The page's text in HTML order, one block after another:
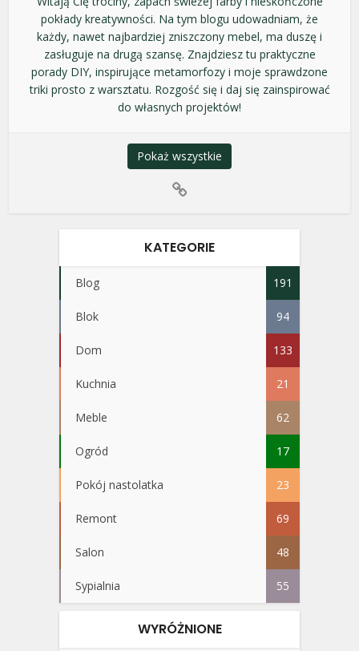
pokłady kreatywności. Na tym blogu udowadniam, że
każdy, nawet najbardziej zniszczony mebel, ma duszę i
zasługuje na drugą szansę. Znajdziesz tu praktyczne
porady DIY, inspirujące metamorfozy i moje sprawdzone
triki prosto z warsztatu. Rozgość się i daj się zainspirować
do własnych projektów!
Pokaż wszystkie
KATEGORIE
Blog 191
Blok 94
Dom 133
Kuchnia 21
Meble 62
Ogród 17
Pokój nastolatka 23
Remont 69
Salon 48
Sypialnia 55
WYRÓŻNIONE